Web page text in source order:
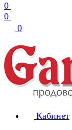
0
0
0
Кабинет